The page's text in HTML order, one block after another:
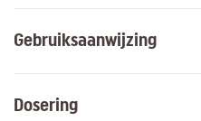
Gebruiksaanwijzing
Dosering